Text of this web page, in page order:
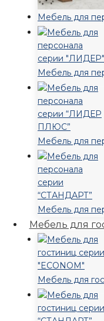
Мебель для
Мебель для
Мебель для
Мебель для
Мебель для
Мебель для